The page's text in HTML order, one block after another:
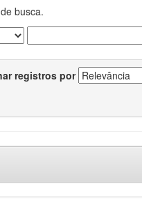
busca.
registros por